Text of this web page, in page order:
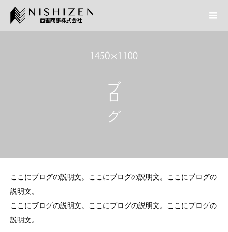
ブログ
ここにブログの説明文。ここにブログの説明文。ここにブログの
説明文。
ここにブログの説明文。ここにブログの説明文。ここにブログの
説明文。